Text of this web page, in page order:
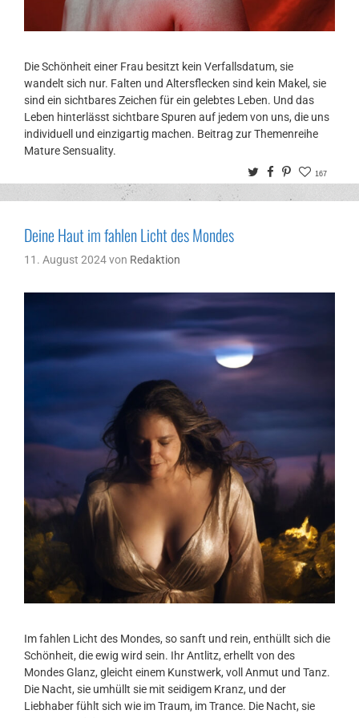
Die Schönheit einer Frau besitzt kein Verfallsdatum, sie
wandelt sich nur. Falten und Altersflecken sind kein Makel, sie
sind ein sichtbares Zeichen für ein gelebtes Leben. Und das
Leben hinterlässt sichtbare Spuren auf jedem von uns, die uns
individuell und einzigartig machen. Beitrag zur Themenreihe
Mature Sensuality.
TwitterFacebook
Pinterest
167
Deine Haut im fahlen Licht des Mondes
11. August 2024von Redaktion
Im fahlen Licht des Mondes, so sanft und rein, enthüllt sich die
Schönheit, die ewig wird sein. Ihr Antlitz, erhellt von des
Mondes Glanz, gleicht einem Kunstwerk, voll Anmut und Tanz.
Die Nacht, sie umhüllt sie mit seidigem Kranz, und der
Liebhaber fühlt sich wie im Traum, im Trance. Die Nacht, sie